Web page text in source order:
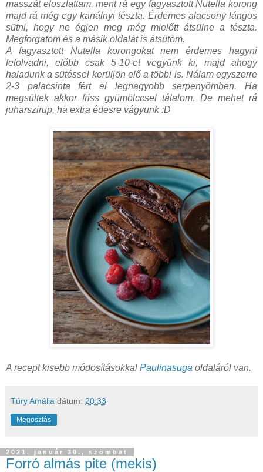
masszát eloszlattam, ment rá egy fagyasztott Nutella korong
majd rá még egy kanálnyi tészta. Érdemes alacsony lángos
sütni, hogy ne égjen meg még mielőtt átsülne a tészta.
Megforgatom és a másik oldalát is átsütöm.
A fagyasztott Nutella korongokat nem érdemes hagyni
felolvadni, előbb csak 5-10-et vegyünk ki, majd ahogy
haladunk a sütéssel kerüljön elő a többi is. Nálam egyszerre
2-3 palacsinta fért el legnagyobb serpenyőmben. Ha
megsültek akkor friss gyümölccsel tálalom. De mehet rá
juharszirup, ha extra édesre vágyunk :D
A recept kisebb módosításokkal Paulinasuga oldaláról van.
Túry Amália dátum: 20:33
Megosztás
2021. január 30., szombat
Forró almás pite (mekis)